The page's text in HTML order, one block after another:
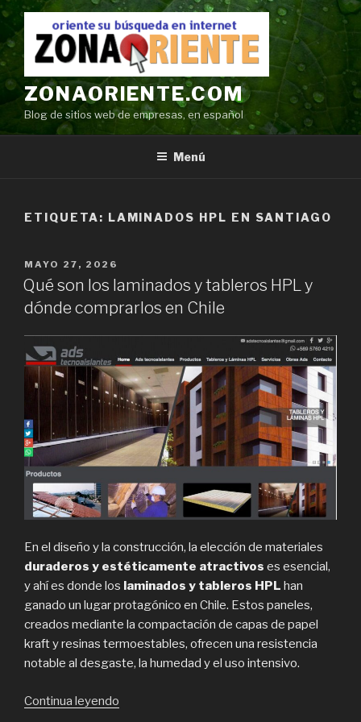
Ir
contenido
ZONAORIENTE.COM
Blog de sitios web de empresas, en español
Menú
ETIQUETA: LAMINADOS HPL EN SANTIAGO
POSTED
ON
MAYO 27, 2026
Qué son los laminados y tableros HPL y
dónde comprarlos en Chile
En el diseño y la construcción, la elección de materiales
duraderos y estéticamente atractivos es esencial,
y ahí es donde los laminados y tableros HPL han
ganado un lugar protagónico en Chile. Estos paneles,
creados mediante la compactación de capas de papel
kraft y resinas termoestables, ofrecen una resistencia
notable al desgaste, la humedad y el uso intensivo.
Continua leyendo